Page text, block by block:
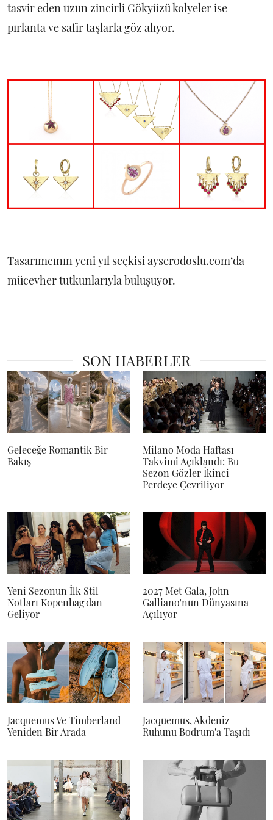
tasvir eden uzun zincirli Gökyüzü kolyeler ise
pırlanta ve safir taşlarla göz alıyor.
Tasarımcının yeni yıl seçkisi ayserodoslu.com‘da
mücevher tutkunlarıyla buluşuyor.
SON HABERLER
Geleceğe Romantik Bir
Bakış
Milano Moda Haftası
Takvimi Açıklandı: Bu
Sezon Gözler İkinci
Perdeye Çevriliyor
Yeni Sezonun İlk Stil
Notları Kopenhag'dan
Geliyor
2027 Met Gala, John
Galliano'nun Dünyasına
Açılıyor
Jacquemus Ve Timberland
Yeniden Bir Arada
Jacquemus, Akdeniz
Ruhunu Bodrum'a Taşıdı